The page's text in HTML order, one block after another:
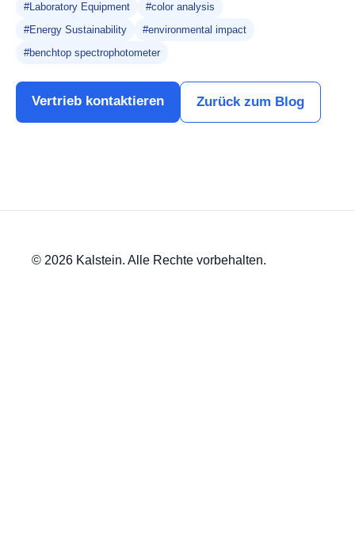
#Laboratory Equipment
#color analysis
#Energy Sustainability
#environmental impact
#benchtop spectrophotometer
Vertrieb kontaktieren Zurück zum Blog
© 2026 Kalstein. Alle Rechte vorbehalten.